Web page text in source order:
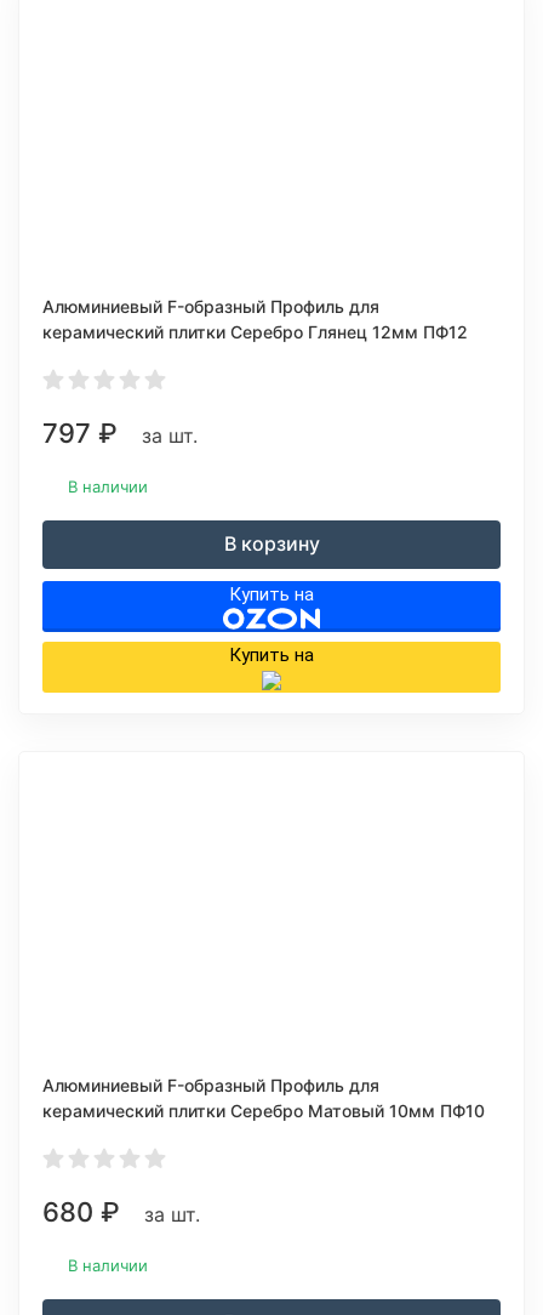
Алюминиевый F-образный Профиль для
керамический плитки Серебро Глянец 12мм ПФ12
797 ₽ за шт.
В наличии
В корзину
Купить на
Купить на
Алюминиевый F-образный Профиль для
керамический плитки Серебро Матовый 10мм ПФ10
680 ₽ за шт.
В наличии